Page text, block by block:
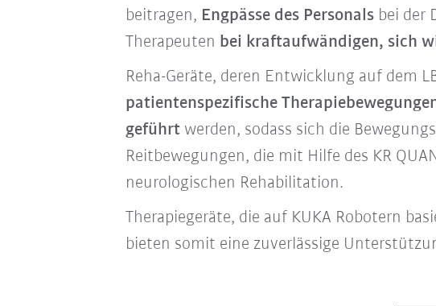
beitragen, Engpässe des Personalsbei der
Therapeuten bei kraftaufwändigen, sich
Reha-Geräte, deren Entwicklung auf dem
patientenspezifische
geführt werden, sodass sich die
Reitbewegungen, die mit Hilfe des KR
neurologischen Rehabilitation.
Therapiegeräte, die auf KUKA Robotern
bieten somit eine zuverlässige